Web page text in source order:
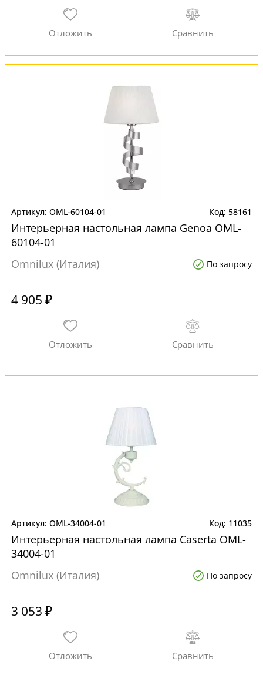
OML-60104-01 58161
Интерьерная настольная лампа Genoa OML-
60104-01
Omnilux (Италия)
По запросу
4 905 ₽
OML-34004-01 11035
Интерьерная настольная лампа Caserta OML-
34004-01
Omnilux (Италия)
По запросу
3 053 ₽